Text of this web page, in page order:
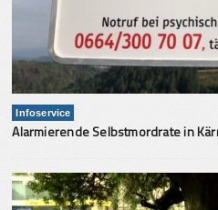
Infoservice
Alarmierende Selbstmordrate in